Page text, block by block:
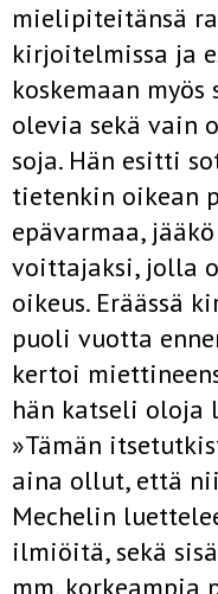
mielipiteitänsä
kirjoitelmissa ja
koskemaan
olevia sekä vain
soja. Hän esitti
tietenkin oikean
epävarmaa,
voittajaksi, jolla
oikeus. Eräässä
puoli vuotta
kertoi
hän katseli oloja
»Tämän
aina ollut, että
Mechelin
ilmiöitä, sekä
mm. korkeampia